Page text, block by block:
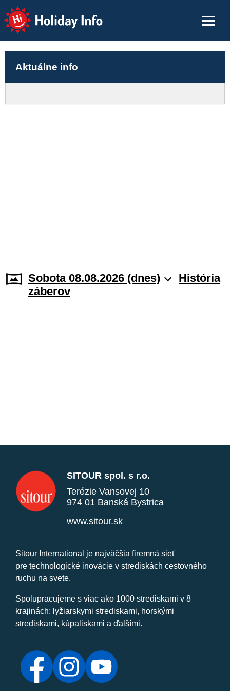
Holiday Info
Aktuálne info
Sobota 08.08.2026 (dnes)
História
záberov
SITOUR spol. s r.o.
Terézie Vansovej 10
974 01 Banská Bystrica
www.sitour.sk
Sitour International je najväčšia firemná sieť
pre technologické inovácie v strediskách cestovného
ruchu na svete.
Spolupracujeme s viac ako 1000 strediskami v 8
krajinách: lyžiarskymi strediskami, horskými
strediskami, kúpaliskami a ďalšími.